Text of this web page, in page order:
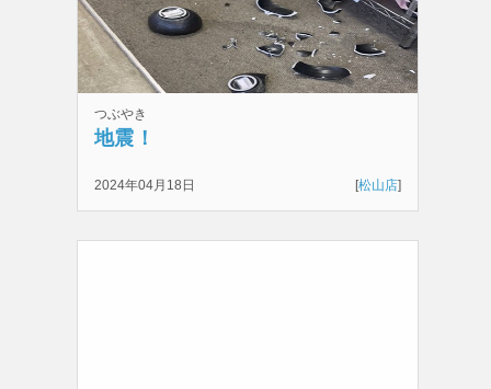
つぶやき
地震！
2024年04月18日 [松山店]